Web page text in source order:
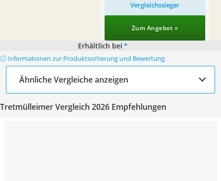
Vergleichssieger
Zum Angebot »
Erhältlich bei *
ⓘ Informationen zur Produktsortierung und Bewertung
Ähnliche Vergleiche anzeigen
Tretmülleimer Vergleich 2026 Empfehlungen